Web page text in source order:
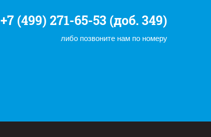
+7 (499) 271-65-53 (доб. 349)
либо позвоните нам по номеру